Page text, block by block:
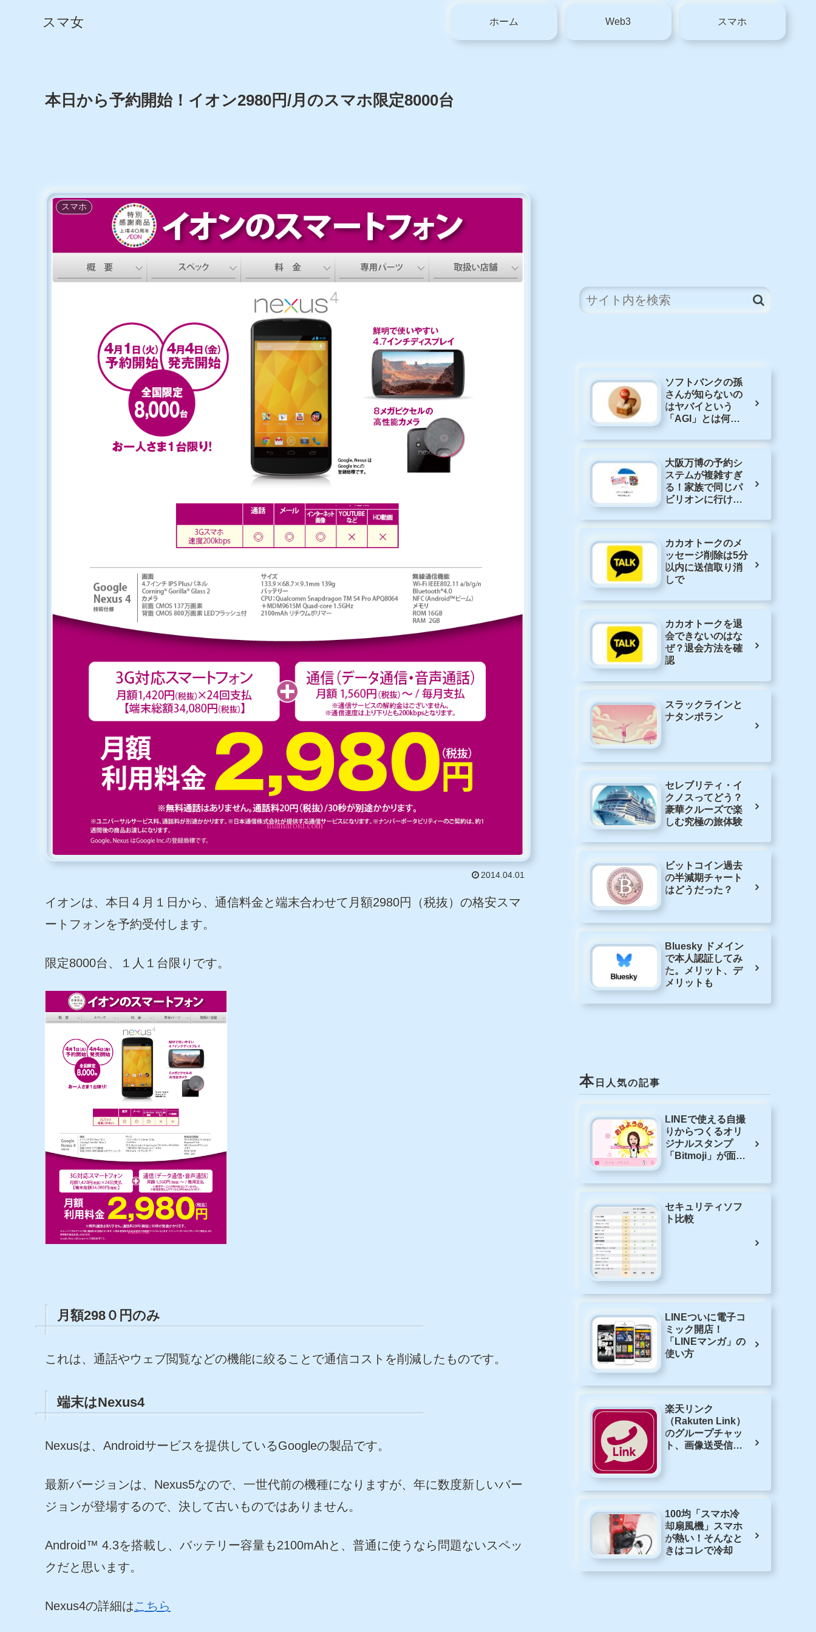
スマ女 ホーム Web3 スマホ
本日から予約開始！イオン2980円/月のスマホ限定8000台
スマホ
2014.04.01
イオンは、本日４月１日から、通信料金と端末合わせて月額2980円（税抜）の格安スマ
ートフォンを予約受付します。
限定8000台、１人１台限りです。
月額298０円のみ
これは、通話やウェブ閲覧などの機能に絞ることで通信コストを削減したものです。
端末はNexus4
Nexusは、Androidサービスを提供しているGoogleの製品です。
最新バージョンは、Nexus5なので、一世代前の機種になりますが、年に数度新しいバー
ジョンが登場するので、決して古いものではありません。
Android™ 4.3を搭載し、バッテリー容量も2100mAhと、普通に使うなら問題ないスペッ
クだと思います。
Nexus4の詳細はこちら
ソフトバンクの孫
さんが知らないの
はヤバイという
「AGI」とは何な
大阪万博の予約シ
ステムが複雑すぎ
る！家族で同じパ
ビリオンに行けな
カカオトークのメ
ッセージ削除は5分
以内に送信取り消
しで
カカオトークを退
会できないのはな
ぜ？退会方法を確
認
スラックラインと
ナタンポラン
セレブリティ・イ
クノスってどう？
豪華クルーズで楽
しむ究極の旅体験
ビットコイン過去
の半減期チャート
はどうだった？
Bluesky ドメイン
で本人認証してみ
た。メリット、デ
メリットも
本 日人気の記事
LINEで使える自撮
りからつくるオリ
ジナルスタンプ
「Bitmoji」が面白
セキュリティソフ
ト比較
LINEついに電子コ
ミック開店！
「LINEマンガ」の
使い方
楽天リンク
（Rakuten Link）
のグループチャッ
ト、画像送受信、
100均「スマホ冷
却扇風機」スマホ
が熱い！そんなと
きはコレで冷却